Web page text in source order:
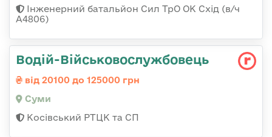
Інженерний батальйон Сил ТрО ОК Схід (в/ч
А4806)
Водій-Військовослужбовець
від 20100 до 125000 грн
Суми
Косівський РТЦК та СП